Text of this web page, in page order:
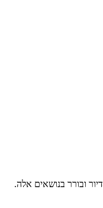
ובורר בנושאים אלה.